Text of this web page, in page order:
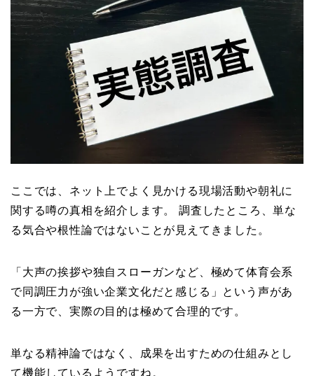
ここでは、ネット上でよく見かける現場活動や朝礼に
関する噂の真相を紹介します。 調査したところ、単な
る気合や根性論ではないことが見えてきました。
「大声の挨拶や独自スローガンなど、極めて体育会系
で同調圧力が強い企業文化だと感じる」という声があ
る一方で、実際の目的は極めて合理的です。
単なる精神論ではなく、成果を出すための仕組みとし
て機能しているようですね。